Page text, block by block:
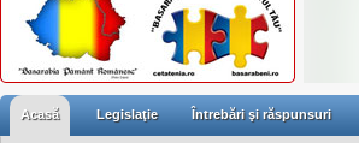
Acasă Legislaţie Întrebări şi răspunsuri